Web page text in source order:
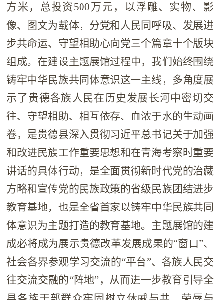
方米，总投资500万元，以浮雕、实物、影
像、图文为载体，分党和人民同呼吸、发展进
步共命运、守望相助心向党三个篇章十个版块
组成。在建设主题展馆过程中，我们始终围绕
铸牢中华民族共同体意识这一主线，多角度展
示了贵德各族人民在历史发展长河中密切交
往、守望相助、相互依存、血浓于水的生动画
卷，是贵德县深入贯彻习近平总书记关于加强
和改进民族工作重要思想和在青海考察时重要
讲话的具体行动，是全面贯彻新时代党的治藏
方略和宣传党的民族政策的省级民族团结进步
教育基地，也是全省首家以铸牢中华民族共同
体意识为主题打造的教育基地。主题展馆的建
成必将成为展示贵德改革发展成果的“窗口”、
社会各界参观学习交流的“平台”、各族人民交
往交流交融的“阵地”，从而进一步教育引导全